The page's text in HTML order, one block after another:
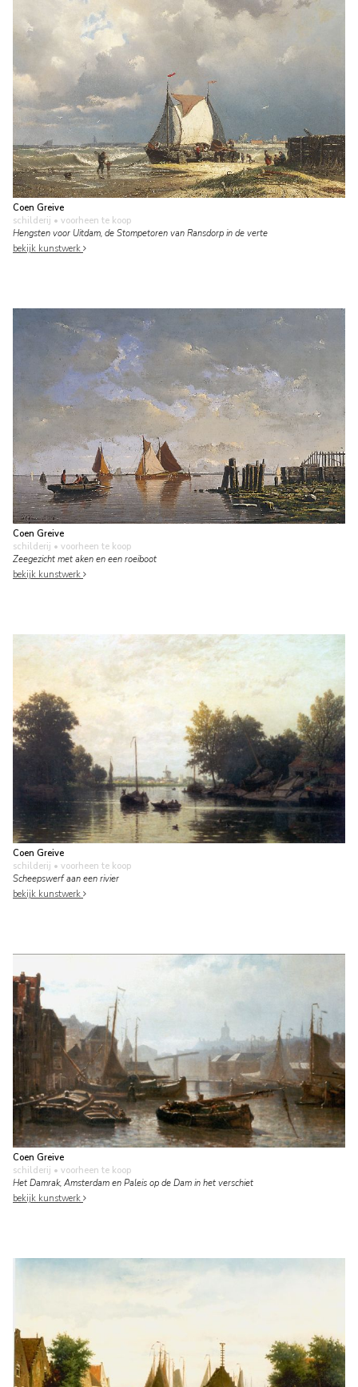
Coen Greive
schilderij • voorheen te koop
Hengsten voor Uitdam, de Stompetoren van Ransdorp in de verte
bekijk kunstwerk
Coen Greive
schilderij • voorheen te koop
Zeegezicht met aken en een roeiboot
bekijk kunstwerk
Coen Greive
schilderij • voorheen te koop
Scheepswerf aan een rivier
bekijk kunstwerk
Coen Greive
schilderij • voorheen te koop
Het Damrak, Amsterdam en Paleis op de Dam in het verschiet
bekijk kunstwerk